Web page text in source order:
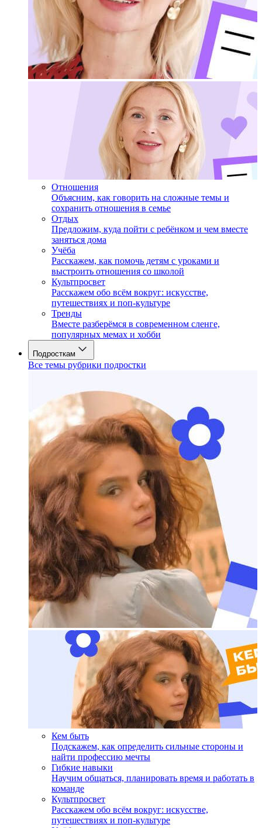
Отношения
Объясним, как говорить на сложные темы и
сохранить отношения в семье
Отдых
Предложим, куда пойти с ребёнком и чем вместе
заняться дома
Учёба
Расскажем, как помочь детям с уроками и
выстроить отношения со школой
Культпросвет
Расскажем обо всём вокруг: искусстве,
путешествиях и поп-культуре
Тренды
Вместе разберёмся в современном сленге,
популярных мемах и хобби
Подросткам
Все темы рубрики подростки
Кем быть
Подскажем, как определить сильные стороны и
найти профессию мечты
Гибкие навыки
Научим общаться, планировать время и работать в
команде
Культпросвет
Расскажем обо всём вокруг: искусстве,
путешествиях и поп-культуре